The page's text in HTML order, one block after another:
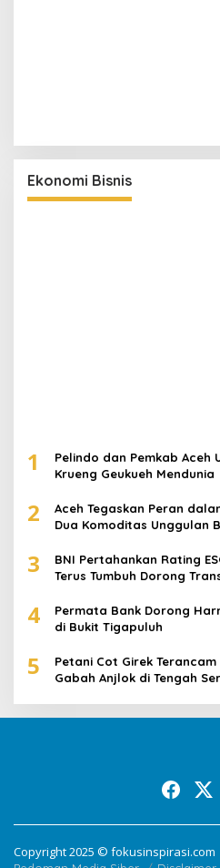
Ekonomi Bisnis
1
Pelindo dan Pemkab Aceh
Krueng Geukueh Mendunia
2
Aceh Tegaskan Peran
Dua Komoditas Unggulan
3
BNI Pertahankan Rating
Terus Tumbuh Dorong
4
Permata Bank Dorong
di Bukit Tigapuluh
5
Petani Cot Girek
Gabah Anjlok di Tengah
Copyright 2025 © fokusinspirasi.com